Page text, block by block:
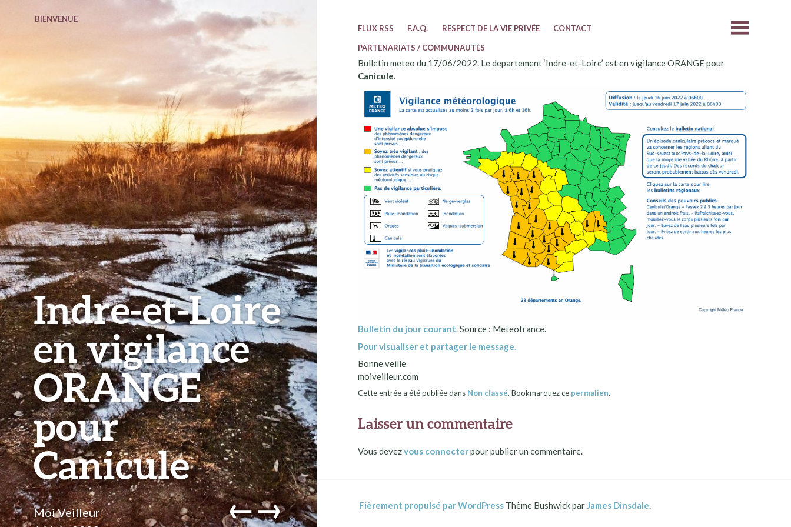
Indre-et-Loire
en vigilance
ORANGE
pour
Canicule
Moi Veilleur
←→
BIENVENUE
FLUX RSS
F.A.Q. RESPECT DE LA VIE PRIVÉE CONTACT
PARTENARIATS / COMMUNAUTÉS
Bulletin meteo du 17/06/2022. Le departement ‘Indre-et-Loire’ est en vigilance ORANGE pour
Canicule.
Bulletin du jour courant. Source : Meteofrance.
Pour visualiser et partager le message.
Bonne veille
moiveilleur.com
Cette entrée a été publiée dans Non classé. Bookmarquez ce permalien.
Laisser un commentaire
Vous devezvous connecterpour publier un commentaire.
Fièrement propulsé par WordPressThème Bushwick parJames Dinsdale.